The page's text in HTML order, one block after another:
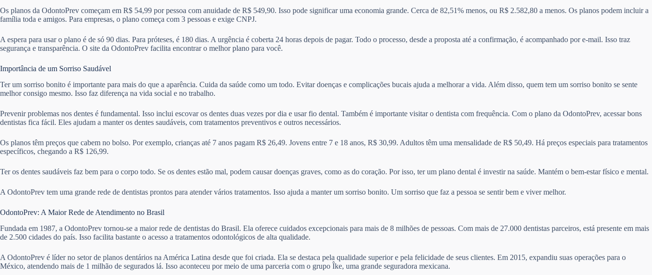
Os planos da OdontoPrev começam em R$ 54,99 por pessoa com anuidade de R$ 549,90. Isso pode significar uma economia grande. Cerca de 82,51% menos, ou R$ 2.582,80 a menos. Os planos podem incluir a
família toda e amigos. Para empresas, o plano começa com 3 pessoas e exige CNPJ.
A espera para usar o plano é de só 90 dias. Para próteses, é 180 dias. A urgência é coberta 24 horas depois de pagar. Todo o processo, desde a proposta até a confirmação, é acompanhado por e-mail. Isso traz
segurança e transparência. O site da OdontoPrev facilita encontrar o melhor plano para você.
Importância de um Sorriso Saudável
Ter um sorriso bonito é importante para mais do que a aparência. Cuida da saúde como um todo. Evitar doenças e complicações bucais ajuda a melhorar a vida. Além disso, quem tem um sorriso bonito se sente
melhor consigo mesmo. Isso faz diferença na vida social e no trabalho.
Prevenir problemas nos dentes é fundamental. Isso inclui escovar os dentes duas vezes por dia e usar fio dental. Também é importante visitar o dentista com frequência. Com o plano da OdontoPrev, acessar bons
dentistas fica fácil. Eles ajudam a manter os dentes saudáveis, com tratamentos preventivos e outros necessários.
Os planos têm preços que cabem no bolso. Por exemplo, crianças até 7 anos pagam R$ 26,49. Jovens entre 7 e 18 anos, R$ 30,99. Adultos têm uma mensalidade de R$ 50,49. Há preços especiais para tratamentos
específicos, chegando a R$ 126,99.
Ter os dentes saudáveis faz bem para o corpo todo. Se os dentes estão mal, podem causar doenças graves, como as do coração. Por isso, ter um plano dental é investir na saúde. Mantém o bem-estar físico e mental.
A OdontoPrev tem uma grande rede de dentistas prontos para atender vários tratamentos. Isso ajuda a manter um sorriso bonito. Um sorriso que faz a pessoa se sentir bem e viver melhor.
OdontoPrev: A Maior Rede de Atendimento no Brasil
Fundada em 1987, a OdontoPrev tornou-se a maior rede de dentistas do Brasil. Ela oferece cuidados excepcionais para mais de 8 milhões de pessoas. Com mais de 27.000 dentistas parceiros, está presente em mais
de 2.500 cidades do país. Isso facilita bastante o acesso a tratamentos odontológicos de alta qualidade.
A OdontoPrev é líder no setor de planos dentários na América Latina desde que foi criada. Ela se destaca pela qualidade superior e pela felicidade de seus clientes. Em 2015, expandiu suas operações para o
México, atendendo mais de 1 milhão de segurados lá. Isso aconteceu por meio de uma parceria com o grupo Îke, uma grande seguradora mexicana.